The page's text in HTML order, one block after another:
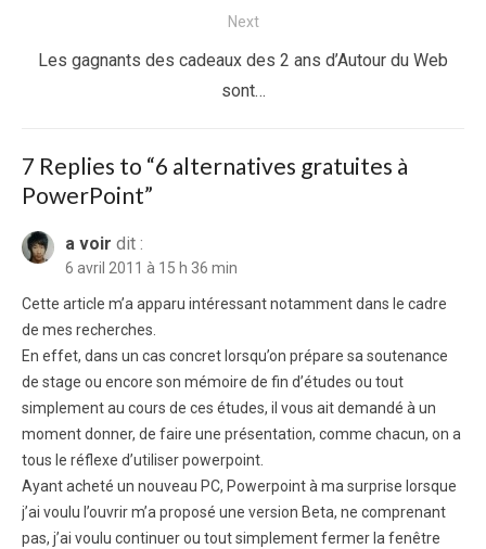
Next
Next
Les gagnants des cadeaux des 2 ans d’Autour du Web
sont…
7 Replies to “6 alternatives gratuites à
PowerPoint”
a voir dit :
6 avril 2011 à 15 h 36 min
Cette article m’a apparu intéressant notamment dans le cadre
de mes recherches.
En effet, dans un cas concret lorsqu’on prépare sa soutenance
de stage ou encore son mémoire de fin d’études ou tout
simplement au cours de ces études, il vous ait demandé à un
moment donner, de faire une présentation, comme chacun, on a
tous le réflexe d’utiliser powerpoint.
Ayant acheté un nouveau PC, Powerpoint à ma surprise lorsque
j’ai voulu l’ouvrir m’a proposé une version Beta, ne comprenant
pas, j’ai voulu continuer ou tout simplement fermer la fenêtre